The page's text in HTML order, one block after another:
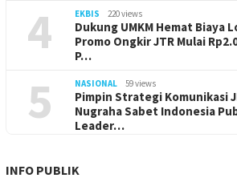
4 EKBIS 220 views
Dukung UMKM Hemat Biaya
Promo Ongkir JTR Mulai
P…
5 NASIONAL 59 views
Pimpin Strategi Komunikasi
Nugraha Sabet Indonesia
Leader…
INFO PUBLIK